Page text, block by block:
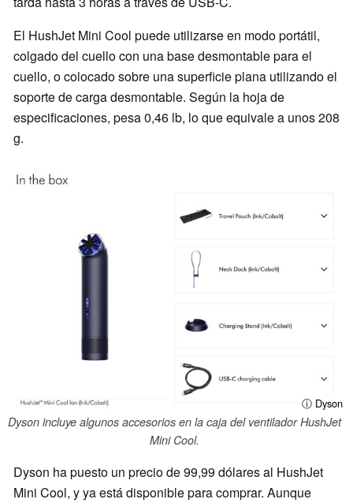
El HushJet Mini Cool puede utilizarse en modo portátil,
colgado del cuello con una base desmontable para el
cuello, o colocado sobre una superficie plana utilizando el
soporte de carga desmontable. Según la hoja de
especificaciones, pesa 0,46 lb, lo que equivale a unos 208
g.
ⓘ Dyson
Dyson incluye algunos accesorios en la caja del ventilador HushJet
Mini Cool.
Dyson ha puesto un precio de 99,99 dólares al HushJet
Mini Cool, y ya está disponible para comprar. Aunque